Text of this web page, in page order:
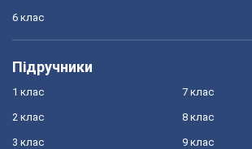
6 клас
Підручники
1 клас
2 клас
3 клас
7 клас
8 клас
9 клас